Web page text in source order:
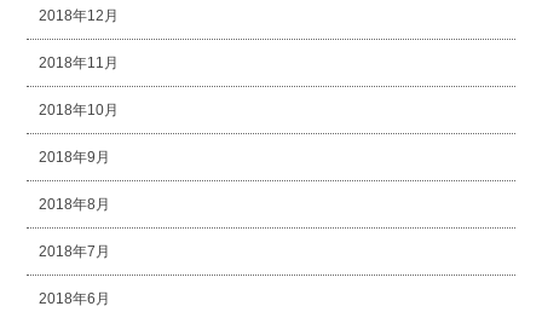
2018年12月
2018年11月
2018年10月
2018年9月
2018年8月
2018年7月
2018年6月